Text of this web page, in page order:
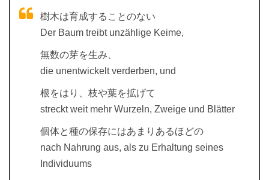
樹木は育成することのない
Der Baum treibt unzählige Keime,
無数の芽を生み、
die unentwickelt verderben, und
根をはり、枝や葉を拡げて
streckt weit mehr Wurzeln, Zweige und Blätter
個体と種の保存にはあまりあるほどの
nach Nahrung aus, als zu Erhaltung seines
Individuums